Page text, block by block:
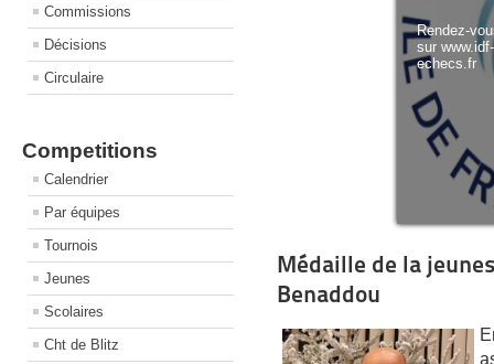
Commissions
Décisions
Circulaire
Competitions
Calendrier
Par équipes
Tournois
Jeunes
Scolaires
Cht de Blitz
Rendez-
sur
echecs.fr
Médaille de la
Benaddou